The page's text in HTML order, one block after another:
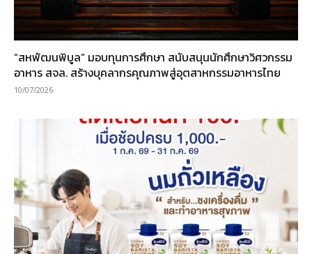
“สหพัฒนพิบูล” มอบทุนการศึกษา สนับสนุนนักศึกษาวิศวกรรม
อาหาร สจล. สร้างบุคลากรคุณภาพสู่อุตสาหกรรมอาหารไทย
10/07/2026